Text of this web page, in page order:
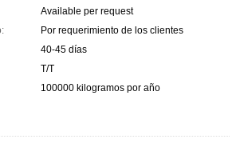
Available per request
Por requerimiento de los clientes
40-45 días
T/T
100000 kilogramos por año